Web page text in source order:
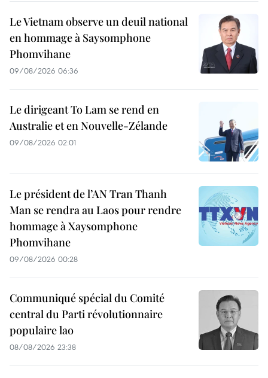
Le Vietnam observe un deuil national
en hommage à Saysomphone
Phomvihane
09/08/2026 06:36
Le dirigeant To Lam se rend en
Australie et en Nouvelle-Zélande
09/08/2026 02:01
Le président de l’AN Tran Thanh
Man se rendra au Laos pour rendre
hommage à Xaysomphone
Phomvihane
09/08/2026 00:28
Communiqué spécial du Comité
central du Parti révolutionnaire
populaire lao
08/08/2026 23:38